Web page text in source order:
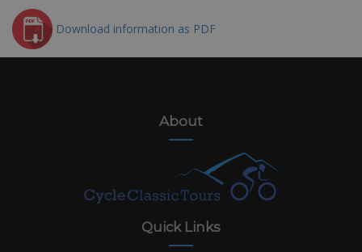
Download information as PDF
About
Quick Links